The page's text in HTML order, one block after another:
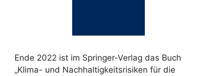
Ende 2022 ist im Springer-Verlag das Buch
„Klima- und Nachhaltigkeitsrisiken für die